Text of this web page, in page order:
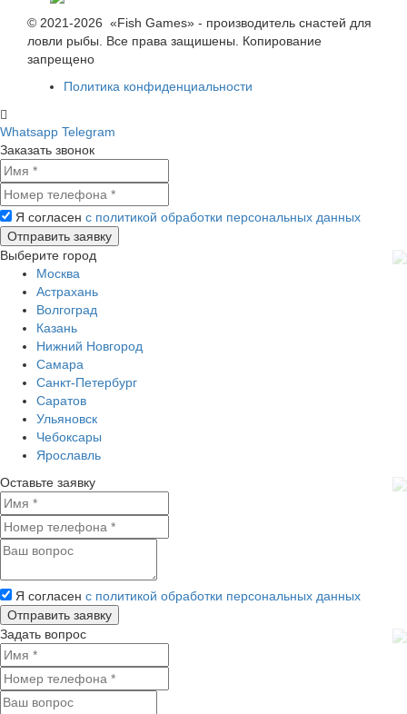
© 2021-2026 «Fish Games» - производитель снастей для
ловли рыбы. Все права защишены. Копирование
запрещено
Политика конфиденциальности
Whatsapp Telegram
Заказать звонок
Я согласен с политикой обработки персональных данных
Выберите город
Москва
Астрахань
Волгоград
Казань
Нижний Новгород
Самара
Санкт-Петербург
Саратов
Ульяновск
Чебоксары
Ярославль
Оставьте заявку
Я согласен с политикой обработки персональных данных
Задать вопрос